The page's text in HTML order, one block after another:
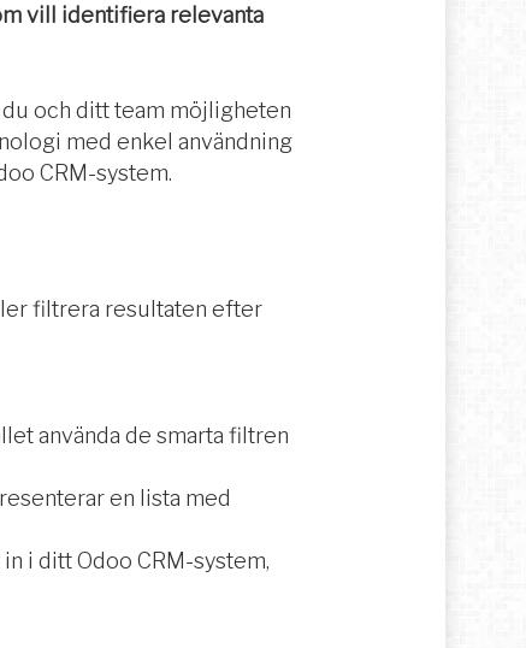
vill identifiera relevanta
och ditt team möjligheten
med enkel användning
CRM-system.
filtrera resultaten efter
använda de smarta filtren
en lista med
i ditt Odoo CRM-system,